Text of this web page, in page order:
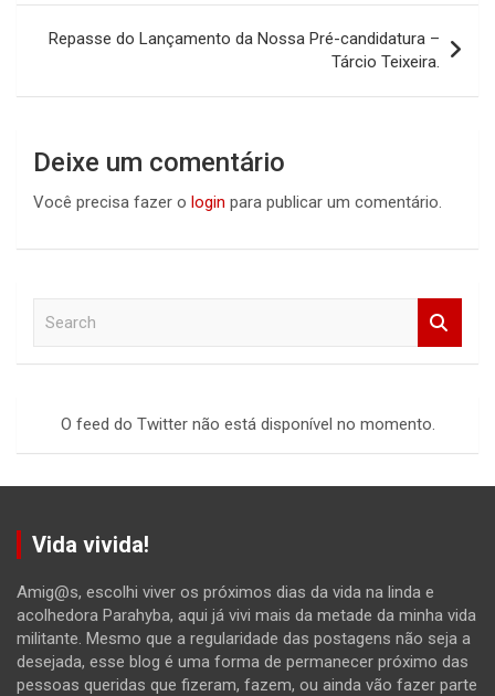
PostRepasse do Lançamento da Nossa Pré-candidatura –
Tárcio Teixeira.
Deixe um comentário
Você precisa fazer o login para publicar um comentário.
O feed do Twitter não está disponível no momento.
Vida vivida!
Amig@s, escolhi viver os próximos dias da vida na linda e
acolhedora Parahyba, aqui já vivi mais da metade da minha vida
militante. Mesmo que a regularidade das postagens não seja a
desejada, esse blog é uma forma de permanecer próximo das
pessoas queridas que fizeram, fazem, ou ainda vão fazer parte